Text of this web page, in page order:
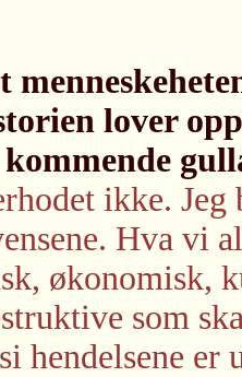
lover
ikke.
Hva vi
økonomisk,
som
hendelsene er